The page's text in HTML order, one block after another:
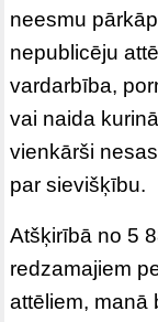
neesmu
nepublicēju
vardarbība,
vai naida
vienkārši
par sievišķību.
Atšķirībā no 5
redzamajiem
attēliem, manā